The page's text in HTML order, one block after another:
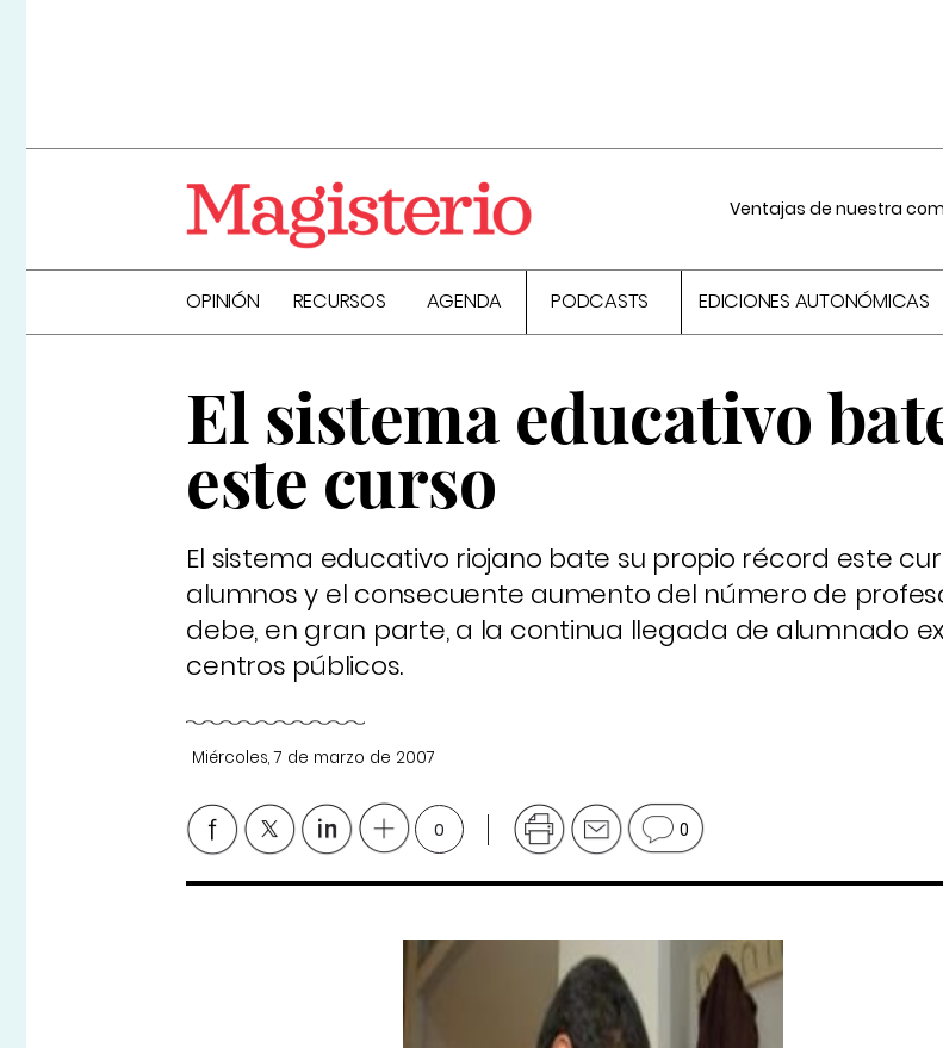
Ventajas de nuestra
OPINIÓN RECURSOS AGENDA PODCASTS EDICIONES AUTONÓMICAS
El sistema educativo
este curso
El sistema educativo riojano bate su propio récord este
alumnos y el consecuente aumento del número de
debe, en gran parte, a la continua llegada de alumnado
centros públicos.
Miércoles, 7 de marzo de 2007
0 0